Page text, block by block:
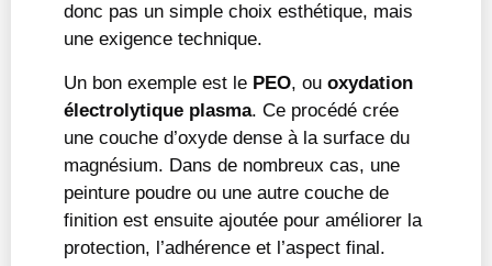
donc pas un simple choix esthétique, mais
une exigence technique.
Un bon exemple est le PEO, ou oxydation
électrolytique plasma. Ce procédé crée
une couche d’oxyde dense à la surface du
magnésium. Dans de nombreux cas, une
peinture poudre ou une autre couche de
finition est ensuite ajoutée pour améliorer la
protection, l’adhérence et l’aspect final.